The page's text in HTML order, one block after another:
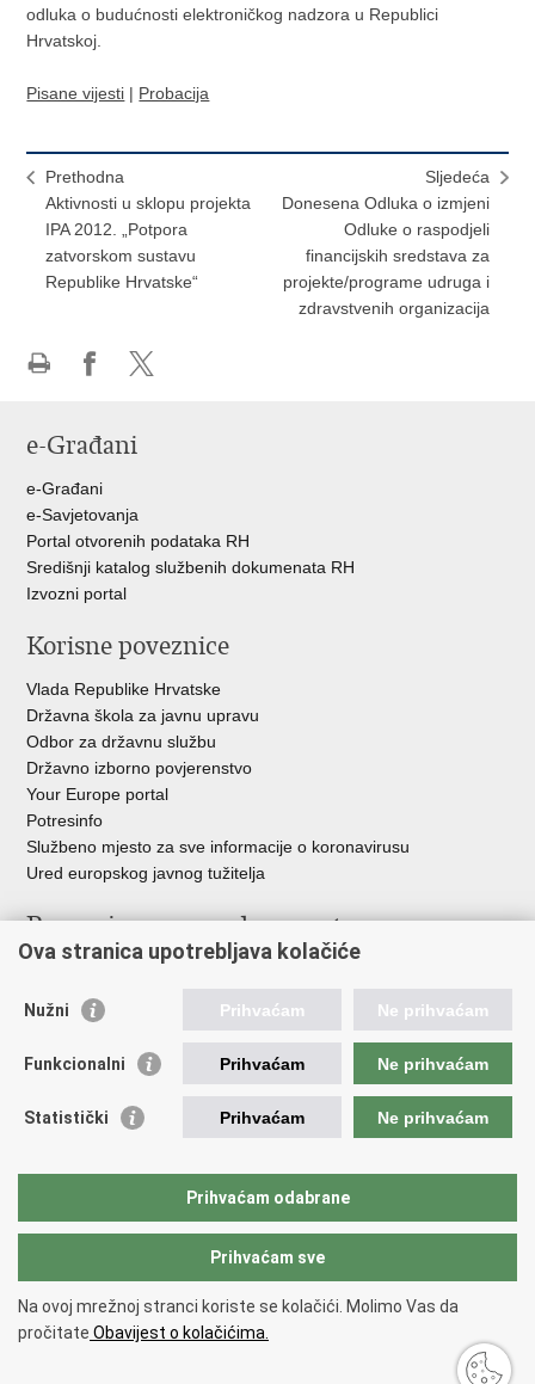
odluka o budućnosti elektroničkog nadzora u Republici
Hrvatskoj.
Pisane vijesti | Probacija
Prethodna
Aktivnosti u sklopu projekta
IPA 2012. „Potpora
zatvorskom sustavu
Republike Hrvatske“
Sljedeća
Donesena Odluka o izmjeni
Odluke o raspodjeli
financijskih sredstava za
projekte/programe udruga i
zdravstvenih organizacija
FacebookuTwitteru
e-Građani
e-Građani
e-Savjetovanja
Portal otvorenih podataka RH
Središnji katalog službenih dokumenata RH
Izvozni portal
Korisne poveznice
Vlada Republike Hrvatske
Državna škola za javnu upravu
Odbor za državnu službu
Državno izborno povjerenstvo
Your Europe portal
Potresinfo
Službeno mjesto za sve informacije o koronavirusu
Ured europskog javnog tužitelja
Poveznice pravosudnog sustava
Državno odvjetništvo
Ured za suzbijanje korupcije i organiziranog kriminaliteta
Državno sudbeno vijeće
Državnoodvjetničko vijeće
Hrvatska odvjetnička komora
Europski pravosudni portal
Copyright © 2026 Ministarstvo pravosuđa, uprave i digitalne
transformacije Republike Hrvatske.
pristupačnosti.
Ova stranica upotrebljava kolačiće
Nužni Prihvaćam Ne prihvaćam
Funkcionalni Prihvaćam Ne prihvaćam
Statistički Prihvaćam Ne prihvaćam
Prihvaćam odabrane
Prihvaćam sve
Na ovoj mrežnoj stranci koriste se kolačići. Molimo Vas da
pročitate Obavijest o kolačićima.